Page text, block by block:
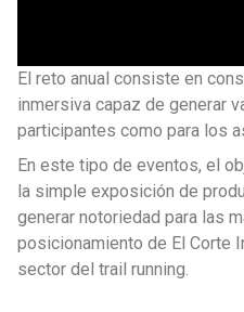
El reto anual consiste en
inmersiva capaz de generar
participantes como para los
En este tipo de eventos, el
la simple exposición de
generar notoriedad para las
posicionamiento de El Corte
sector del trail running.